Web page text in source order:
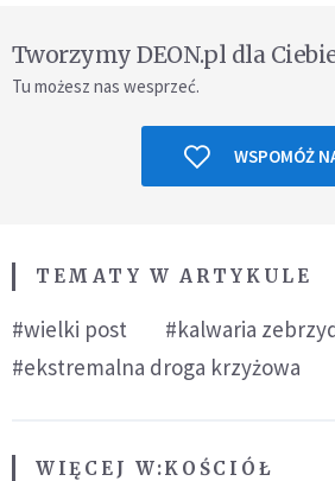
Tworzymy DEON.pl dla
Tu możesz nas wesprzeć.
WSPOMÓŻ
TEMATY W ARTYKULE
#wielki post
#kalwaria
#ekstremalna droga krzyżowa
WIĘCEJ W:KOŚCIÓŁ